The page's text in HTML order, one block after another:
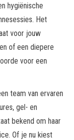
hygiënische
Het
voor jouw
of een diepere
voor een
team van ervaren
gel- en
bekend om haar
Of je nu kiest